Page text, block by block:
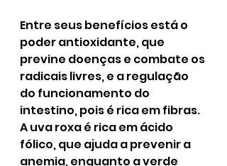
Entre seus benefícios está o
poder antioxidante, que
previne doenças e combate os
radicais livres, e a regulação
do funcionamento do
intestino, pois é rica em fibras.
A uva roxa é rica em ácido
fólico, que ajuda a prevenir a
anemia, enquanto a verde